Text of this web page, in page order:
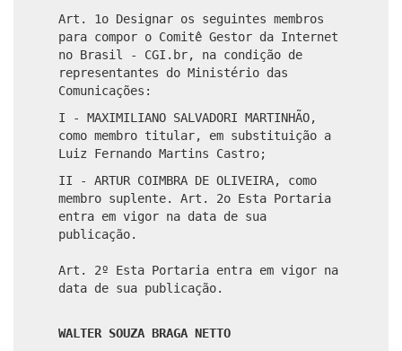
Art. 1o Designar os seguintes membros
para compor o Comitê Gestor da Internet
no Brasil - CGI.br, na condição de
representantes do Ministério das
Comunicações:
I - MAXIMILIANO SALVADORI MARTINHÃO,
como membro titular, em substituição a
Luiz Fernando Martins Castro;
II - ARTUR COIMBRA DE OLIVEIRA, como
membro suplente. Art. 2o Esta Portaria
entra em vigor na data de sua
publicação.
Art. 2º Esta Portaria entra em vigor na
data de sua publicação.
WALTER SOUZA BRAGA NETTO